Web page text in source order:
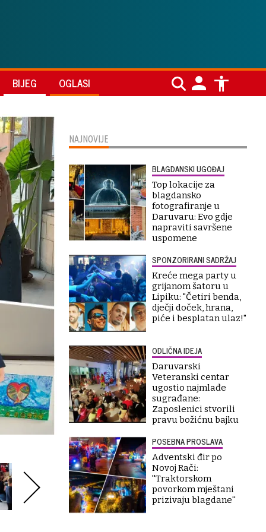
BIJEG OGLASI
NAJNOVIJE
BLAGDANSKI UGOĐAJ
Top lokacije za
blagdansko
fotografiranje u
Daruvaru: Evo gdje
napraviti savršene
uspomene
SPONZORIRANI SADRŽAJ
Kreće mega party u
grijanom šatoru u
Lipiku: "Četiri benda,
dječji doček, hrana,
piće i besplatan ulaz!"
ODLIČNA IDEJA
Daruvarski
Veteranski centar
ugostio najmlađe
sugrađane:
Zaposlenici stvorili
pravu božićnu bajku
POSEBNA PROSLAVA
Adventski đir po
Novoj Rači:
''Traktorskom
povorkom mještani
prizivaju blagdane''